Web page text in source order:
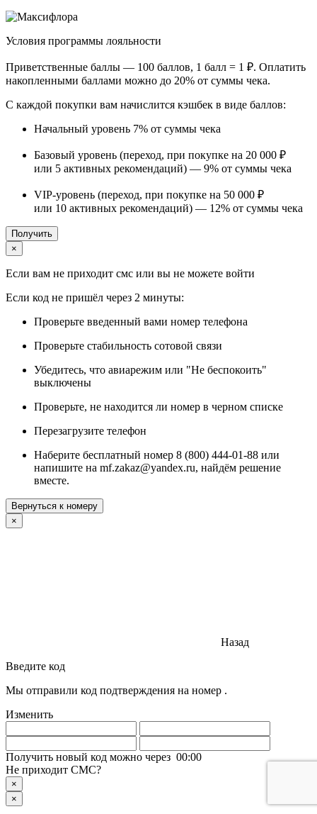
Условия программы лояльности
Приветственные баллы — 100 баллов, 1 балл = 1 ₽. Оплатить
накопленными баллами можно до 20% от суммы чека.
С каждой покупки вам начислится кэшбек в виде баллов:
Начальный уровень 7% от суммы чека
Базовый уровень (переход, при покупке на 20 000 ₽
или 5 активных рекомендаций) — 9% от суммы чека
VIP-уровень (переход, при покупке на 50 000 ₽
или 10 активных рекомендаций) — 12% от суммы чека
Получить
×
Если вам не приходит смс или вы не можете войти
Если код не пришёл через 2 минуты:
Проверьте введенный вами номер телефона
Проверьте стабильность сотовой связи
Убедитесь, что авиарежим или "Не беспокоить"
выключены
Проверьте, не находится ли номер в черном списке
Перезагрузите телефон
Наберите бесплатный номер 8 (800) 444-01-88 или
напишите на mf.zakaz@yandex.ru, найдём решение
вместе.
Вернуться к номеру
×
Назад
Введите код
Мы отправили код подтверждения на номер .
Изменить
Получить новый код можно через 00:00
Не приходит СМС?
×
×